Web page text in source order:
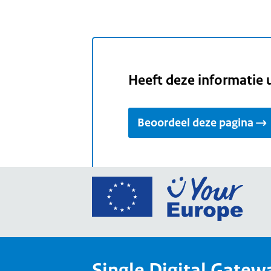
Heeft deze informatie
Beoordeel deze pagina
Ga